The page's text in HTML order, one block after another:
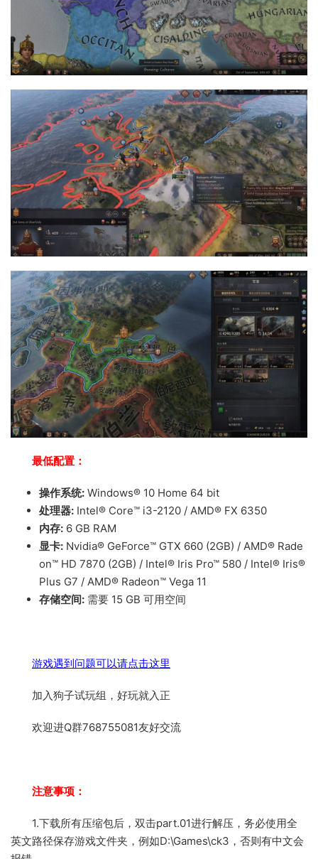
最低配置：
操作系统: Windows® 10 Home 64 bit
处理器: Intel® Core™ i3-2120 / AMD® FX 6350
内存: 6 GB RAM
显卡: Nvidia® GeForce™ GTX 660 (2GB) / AMD® Rade
on™ HD 7870 (2GB) / Intel® Iris Pro™ 580 / Intel® Iris®
Plus G7 / AMD® Radeon™ Vega 11
存储空间: 需要 15 GB 可用空间
游戏遇到问题可以请点击这里
加入狗子试玩组，好玩就入正
欢迎进Q群768755081友好交流
注意事项：
1.下载所有压缩包后，双击part.01进行解压，务必使用全
英文路径保存游戏文件夹，例如D:\Games\ck3，否则有中文会